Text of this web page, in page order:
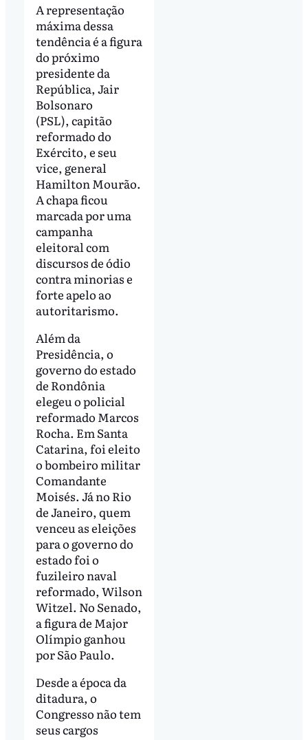
A representação
máxima dessa
tendência é a figura
do próximo
presidente da
República, Jair
Bolsonaro
(PSL), capitão
reformado do
Exército, e seu
vice, general
Hamilton Mourão.
A chapa ficou
marcada por uma
campanha
eleitoral com
discursos de ódio
contra minorias e
forte apelo ao
autoritarismo.
Além da
Presidência, o
governo do estado
de Rondônia
elegeu o policial
reformado Marcos
Rocha. Em Santa
Catarina, foi eleito
o bombeiro militar
Comandante
Moisés. Já no Rio
de Janeiro, quem
venceu as eleições
para o governo do
estado foi o
fuzileiro naval
reformado, Wilson
Witzel. No Senado,
a figura de Major
Olímpio ganhou
por São Paulo.
Desde a época da
ditadura, o
Congresso não tem
seus cargos